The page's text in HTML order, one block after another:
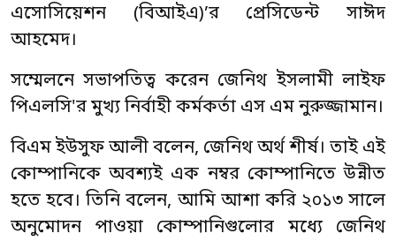
এসোসিয়েশন (বিআইএ)’র প্রেসিডেন্ট সাঈদ
আহমেদ।
সম্মেলনে সভাপতিত্ব করেন জেনিথ ইসলামী লাইফ
পিএলসি'র মুখ্য নির্বাহী কর্মকর্তা এস এম নুরুজ্জামান।
বিএম ইউসুফ আলী বলেন, জেনিথ অর্থ শীর্ষ। তাই এই
কোম্পানিকে অবশ্যই এক নম্বর কোম্পানিতে উন্নীত
হতে হবে। তিনি বলেন, আমি আশা করি ২০১৩ সালে
অনুমোদন পাওয়া কোম্পানিগুলোর মধ্যে জেনিথ